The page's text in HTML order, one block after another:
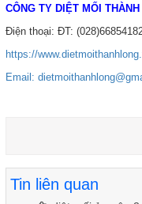
CÔNG TY DIỆT MỐI
Điện thoại: ĐT:
https://
Email:
Tin liên quan